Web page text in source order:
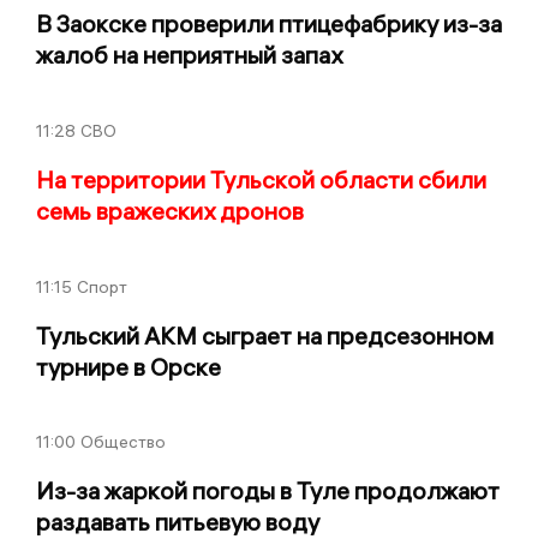
В Заокске проверили птицефабрику из-за
жалоб на неприятный запах
11:28 СВО
На территории Тульской области сбили
семь вражеских дронов
11:15 Спорт
Тульский АКМ сыграет на предсезонном
турнире в Орске
11:00 Общество
Из-за жаркой погоды в Туле продолжают
раздавать питьевую воду